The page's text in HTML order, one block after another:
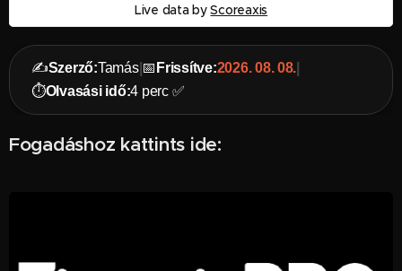
Live data byScoreaxis
✍️Szerző:Tamás| 📅 Frissítve:2026. 08. 08.
⏱️Olvasási idő:4 perc ✅
Fogadáshoz kattints ide: